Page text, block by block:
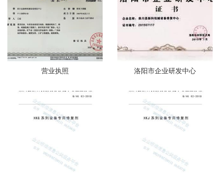
营业执照 洛阳市企业研发中心